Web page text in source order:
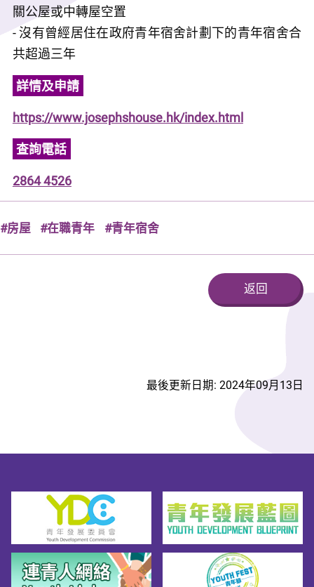
關公屋或中轉屋空置
- 沒有曾經居住在政府青年宿舍計劃下的青年宿舍合
共超過三年
詳情及申請
https://www.josephshouse.hk/index.html
查詢電話
2864 4526
#房屋 #在職青年 #青年宿舍
返回
最後更新日期: 2024年09月13日